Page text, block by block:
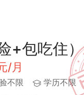
+包吃住）
/月
不限 学历不限